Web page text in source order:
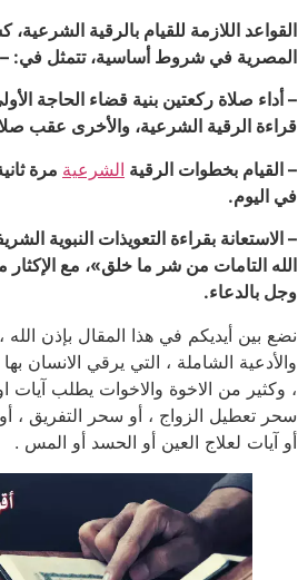
القواعد اللازمة للقيام بالرقية الشرعية،
المصرية في شروط أساسية، تتمثل في:
– أداء صلاة ركعتين بنية قضاء الحاجة
قراءة الرقية الشرعية، والأخرى عقب
– القيام بخطوات الرقية الشرعية مرة
في اليوم.
– الاستعانة بقراءة التعويذات النبوية
الله التامات من شر ما خلق»، مع
وجل بالدعاء.
نضع بين أيديكم في هذا المقال بإذن الله ،
والأدعية الشاملة ، التي يرقي الانسان
، وكثير من الاخوة والاخوات يطلب آيات
سحر تعطيل الزواج ، أو سحر التفريق ،
أو آيات لعلاج العين أو الحسد أو المس .